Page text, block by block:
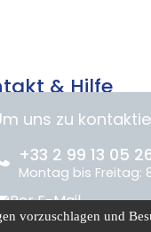
& Hilfe
uns zu
+33 2 99 13 05
Montag bis Freitag:
Per E-Mail
vorzuschlagen und